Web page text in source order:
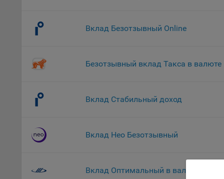
На
Вклад Безотзывный Online
Безотзывный вклад Такса в валюте
Вклад Стабильный доход
Вклад Нео Безотзывный
Вклад Оптимальный в валюте